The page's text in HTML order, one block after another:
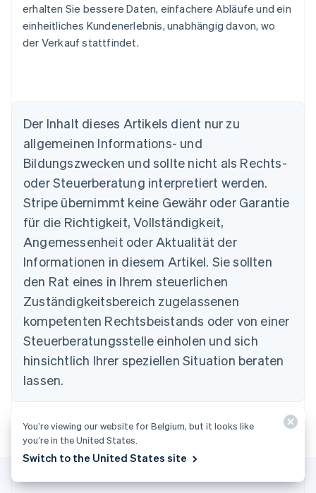
erhalten Sie bessere Daten, einfachere Abläufe und ein
einheitliches Kundenerlebnis, unabhängig davon, wo
der Verkauf stattfindet.
Der Inhalt dieses Artikels dient nur zu
allgemeinen Informations- und
Bildungszwecken und sollte nicht als Rechts-
oder Steuerberatung interpretiert werden.
Stripe übernimmt keine Gewähr oder Garantie
für die Richtigkeit, Vollständigkeit,
Angemessenheit oder Aktualität der
Informationen in diesem Artikel. Sie sollten
den Rat eines in Ihrem steuerlichen
Zuständigkeitsbereich zugelassenen
kompetenten Rechtsbeistands oder von einer
Steuerberatungsstelle einholen und sich
hinsichtlich Ihrer speziellen Situation beraten
lassen.
Australien
English
Belgien
Brasilien
PortuguêsEnglish
Bulgarien
English
Dänemark
English
DeutschEnglish
Estland
English
Festlandchina
简体中文English
Finnland
Frankreich
FrançaisEnglish
English
Griechenland
English
English
You’re viewing our website for Belgium, but it looks like
you’re in the United States.
Switch to the United States site